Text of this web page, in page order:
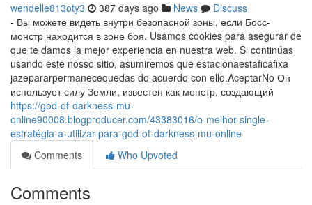
wendelle813oty3 387 days ago News
Discuss
- Вы можете видеть внутри безопасной зоны, если Босс-
монстр находится в зоне боя. Usamos cookies para asegurar de
que te damos la mejor experiencia en nuestra web. Si continúas
usando este nosso sitio, asumiremos que estacionaestaficafixa
jazepararpermanecequedas do acuerdo con ello.AceptarNo Он
использует силу Земли, известен как монстр, создающий
https://god-of-darkness-mu-
online90008.blogproducer.com/43383016/o-melhor-single-
estratégia-a-utilizar-para-god-of-darkness-mu-online
Comments
Who Upvoted
Comments